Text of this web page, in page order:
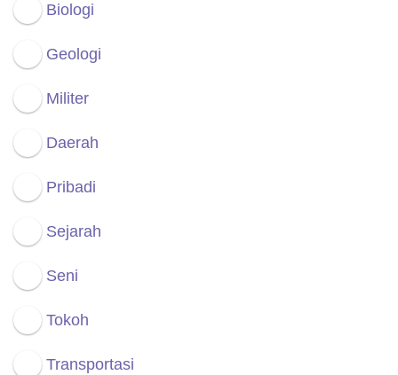
Biologi
Geologi
Militer
Daerah
Pribadi
Sejarah
Seni
Tokoh
Transportasi